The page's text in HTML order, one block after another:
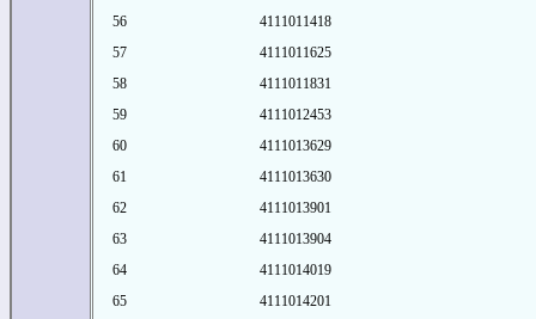
56
4111011418
57
4111011625
58
4111011831
59
4111012453
60
4111013629
61
4111013630
62
4111013901
63
4111013904
64
4111014019
65
4111014201